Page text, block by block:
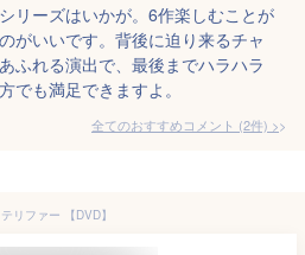
リーズはいかが。6作楽しむことが
がいいです。背後に迫り来るチャ
ふれる演出で、最後までハラハラ
でも満足できますよ。
全てのおすすめコメント (2件) >
テリファー 【DVD】